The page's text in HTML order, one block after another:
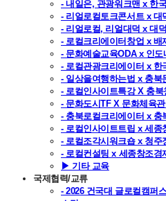
- 내일은, 관광워크맨 x 한
- 리얼로컬토크콘서트 x 대
- 리얼로컬, 리얼대덕 x 대
- 로컬크리에이터창업 x 배
- 문화예술교육ODA x 인
- 로컬관광크리에이터 x 한
- 일상을여행하는법 x 충북
- 로컬인사이트특강 X 충북
- 문화도시TF X 문화체육
- 충북로컬크리에이터 x 충
- 로컬인사이트트립 x 세종
- 로컬조각시워크숍 x 청주
- 로컬컨설팅 x 세종창조경
▶ 기타 교육
국제협력/교류
- 2026 건국대 글로컬캠퍼